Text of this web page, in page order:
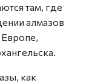
там, где
алмазов
как